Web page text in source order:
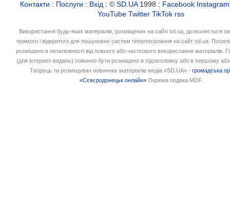
Контакти : Послуги : Вхід : ©SD.UA1998 : Facebook Instagram
YouTube Twitter TikTok rss
Використання будь-яких матеріалів, розміщених на сайті sd.ua, дозволяється
прямого і відкритого для пошукових систем гіперпосилання на сайт sd.ua.
розміщено в незалежності від повного або часткового використання матеріалів.
(для інтернет-видань) повинно бути розміщено в підзаголовку або в першому
Творець та розміщувач новинних матеріалів медіа «SD.UA» -громадська
«Сєвєродонецьк онлайн» Окрема подяка MDF.